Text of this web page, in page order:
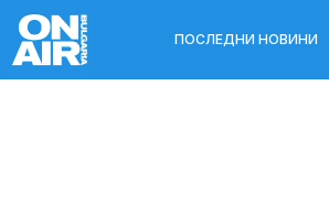
ПОСЛЕДНИ НОВИНИ